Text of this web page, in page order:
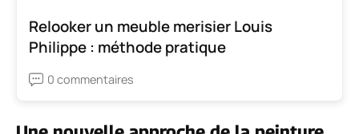
Relooker un meuble merisier Louis
Philippe : méthode pratique
0 commentaires